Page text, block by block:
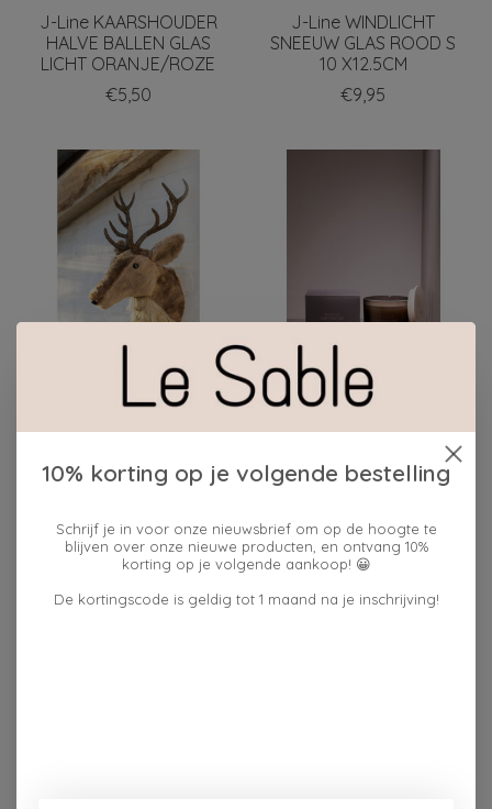
J-Line KAARSHOUDER
HALVE BALLEN GLAS
LICHT ORANJE/ROZE
€5,50
J-Line WINDLICHT
SNEEUW GLAS ROOD S
10 X12.5CM
€9,95
J-Line RENDIER KOP
J-Line GEURKAARS
VANILLE GOURMANDE
28H
10% korting op je volgende bestelling
Schrijf je in voor onze nieuwsbrief om op de hoogte te
blijven over onze nieuwe producten, en ontvang 10%
korting op je volgende aankoop! 😀
De kortingscode is geldig tot 1 maand na je inschrijving!